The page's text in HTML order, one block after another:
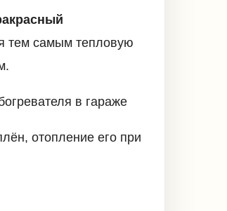
тем самым тепловую
в гараже
отопление его при